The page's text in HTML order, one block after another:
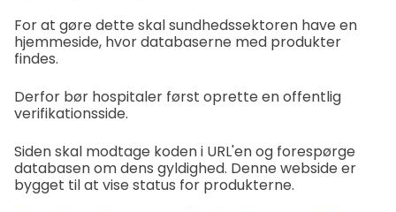
For at gøre dette skal sundhedssektoren have en
hjemmeside, hvor databaserne med produkter
findes.
Derfor bør hospitaler først oprette en offentlig
verifikationsside.
Siden skal modtage koden i URL'en og forespørge
databasen om dens gyldighed. Denne webside er
bygget til at vise status for produkterne.